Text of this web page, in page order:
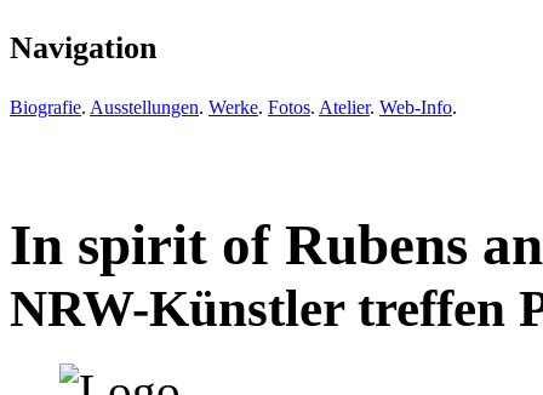
Navigation
Biografie. Ausstellungen. Werke. Fotos. Atelier. Web-Info.
In spirit of Rubens
NRW-Künstler treffen